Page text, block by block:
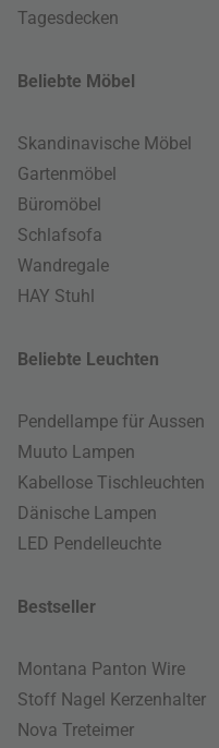
Tagesdecken
Beliebte Möbel
Skandinavische Möbel
Gartenmöbel
Büromöbel
Schlafsofa
Wandregale
HAY Stuhl
Beliebte Leuchten
Pendellampe für Aussen
Muuto Lampen
Kabellose Tischleuchten
Dänische Lampen
LED Pendelleuchte
Bestseller
Montana Panton Wire
Stoff Nagel Kerzenhalter
Nova Treteimer